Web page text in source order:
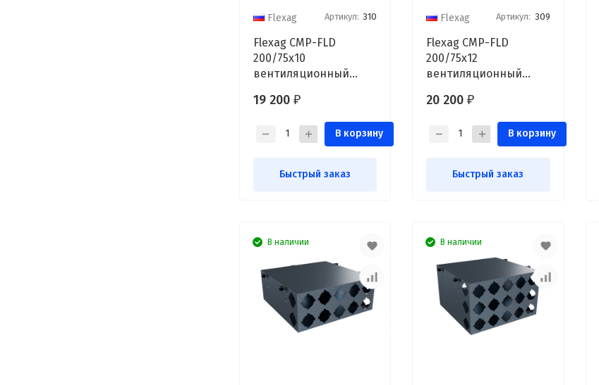
Flexag Артикул: 310
Flexag CMP-FLD
200/75x10
вентиляционный
10/14 выходов FLD
19 200 ₽
В корзину
Быстрый заказ
Flexag Артикул: 309
Flexag CMP-FLD
200/75x12
вентиляционный
12/16 выходов FLD
20 200 ₽
В корзину
Быстрый заказ
В наличии В наличии